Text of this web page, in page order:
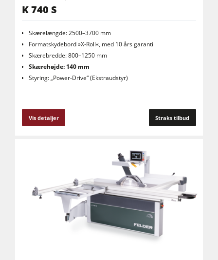
K 740 S
Skærelængde: 2500–3700 mm
Formatskydebord »X-Roll«, med 10 års garanti
Skærebredde: 800–1250 mm
Skærehøjde: 140 mm
Styring: „Power-Drive“ (Ekstraudstyr)
Vis detaljer Straks tilbud